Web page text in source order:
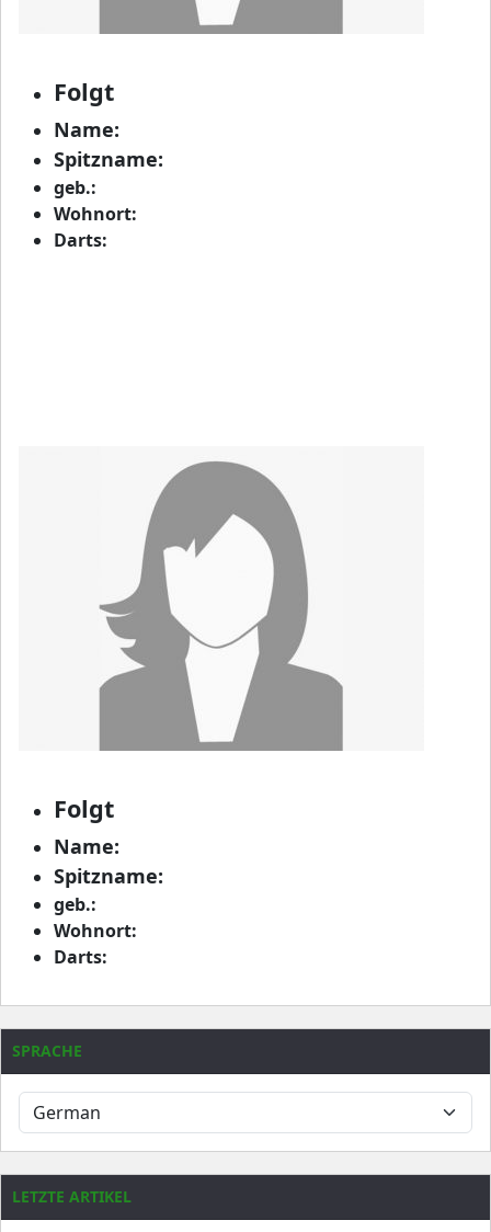
Folgt
Name:
Spitzname:
geb.:
Wohnort:
Darts:
Folgt
Name:
Spitzname:
geb.:
Wohnort:
Darts:
SPRACHE
LETZTE ARTIKEL